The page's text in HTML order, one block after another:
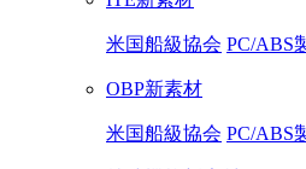
米国船級協会 PC/ABS
OBP新素材
米国船級協会 PC/ABS